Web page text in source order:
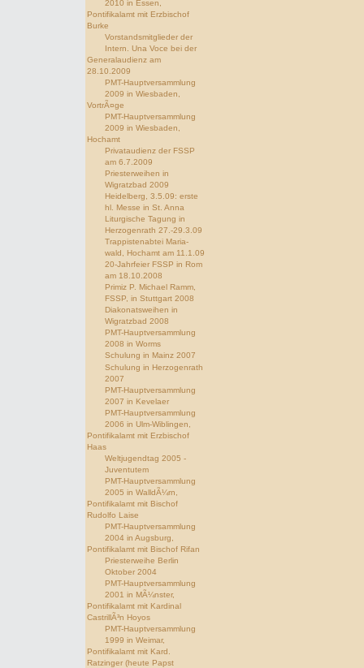
2010 in Essen,
Pontifikalamt mit Erzbischof
Burke
Vorstandsmitglieder der
Intern. Una Voce bei der
Generalaudienz am
28.10.2009
PMT-Hauptversammlung
2009 in Wiesbaden,
VortrÃ¤ge
PMT-Hauptversammlung
2009 in Wiesbaden,
Hochamt
Privataudienz der FSSP
am 6.7.2009
Priesterweihen in
Wigratzbad 2009
Heidelberg, 3.5.09: erste
hl. Messe in St. Anna
Liturgische Tagung in
Herzogenrath 27.-29.3.09
Trappistenabtei Maria-
wald, Hochamt am 11.1.09
20-Jahrfeier FSSP in Rom
am 18.10.2008
Primiz P. Michael Ramm,
FSSP, in Stuttgart 2008
Diakonatsweihen in
Wigratzbad 2008
PMT-Hauptversammlung
2008 in Worms
Schulung in Mainz 2007
Schulung in Herzogenrath
2007
PMT-Hauptversammlung
2007 in Kevelaer
PMT-Hauptversammlung
2006 in Ulm-Wiblingen,
Pontifikalamt mit Erzbischof
Haas
Weltjugendtag 2005 -
Juventutem
PMT-Hauptversammlung
2005 in WalldÃ¼rn,
Pontifikalamt mit Bischof
Rudolfo Laise
PMT-Hauptversammlung
2004 in Augsburg,
Pontifikalamt mit Bischof Rifan
Priesterweihe Berlin
Oktober 2004
PMT-Hauptversammlung
2001 in MÃ¼nster,
Pontifikalamt mit Kardinal
CastrillÃ³n Hoyos
PMT-Hauptversammlung
1999 in Weimar,
Pontifikalamt mit Kard.
Ratzinger (heute Papst